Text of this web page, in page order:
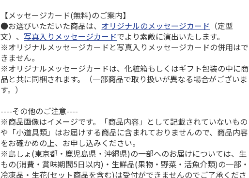
【メッセージカード(無料)のご案内】
●お選びいただいた商品は、 オリジナルのメッセージカード （定型
文）、写真入りメッセージカードでより素敵に演出いたします。
※オリジナルメッセージカードと写真入りメッセージカードの併用はで
きません。
※オリジナルメッセージカードは、化粧箱もしくはギフト包装の中に商
品と共に同梱されます。（一部商品で取り扱いが異なる場合がございま
す。）
----その他のご注意----
※商品画像はイメージです。「商品内容」として記載されていないもの
や「小道具類」はお届けする商品に含まれておりませんので、商品内容
をお確かめの上、お申し込みください。
※島しょ(東京都・鹿児島県・沖縄県)の一部へのお届けについては、生
もの(消費・賞味期間5日以内)・生鮮品(果物・野菜・活魚介類)の一部・
冷凍品・生花(セット商品を含む)は受付ができませんのでご了承くださ